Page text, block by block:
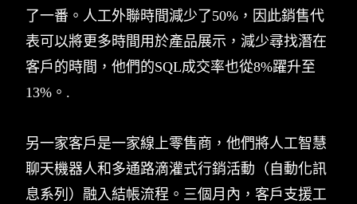
了一番。人工外聯時間減少了50%，因此銷售代
表可以將更多時間用於產品展示，減少尋找潛在
客戶的時間，他們的SQL成交率也從8%躍升至
13%。.
另一家客戶是一家線上零售商，他們將人工智慧
聊天機器人和多通路滴灌式行銷活動（自動化訊
息系列）融入結帳流程。三個月內，客戶支援工